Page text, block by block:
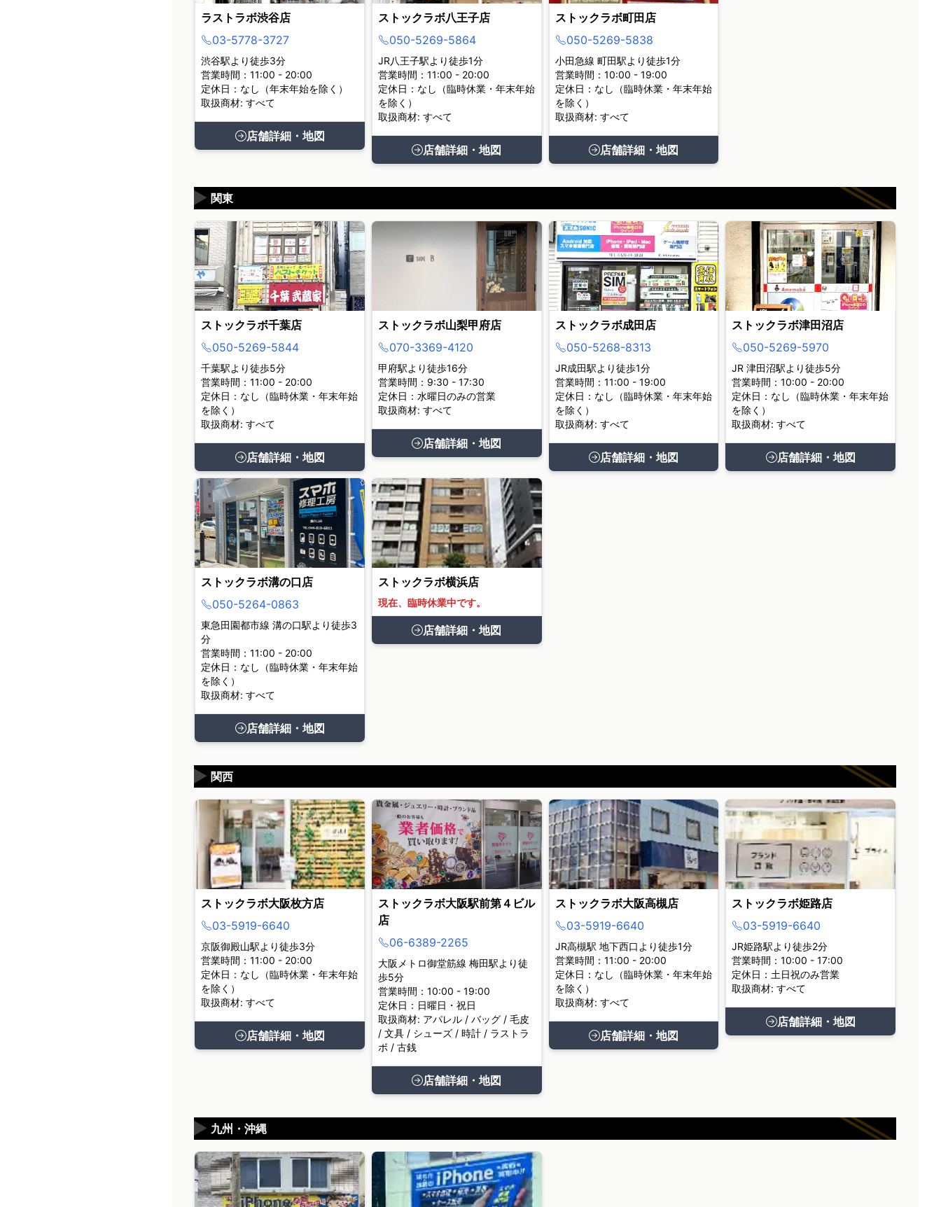
ラストラボ渋谷店
03-5778-3727
渋谷駅より徒歩3分
営業時間：11:00 - 20:00
定休日：なし（年末年始を除く）
取扱商材: すべて
店舗詳細・地図
ストックラボ八王子店
050-5269-5864
JR八王子駅より徒歩1分
営業時間：11:00 - 20:00
定休日：なし（臨時休業・年末年始
を除く）
取扱商材: すべて
店舗詳細・地図
ストックラボ町田店
050-5269-5838
小田急線 町田駅より徒歩1分
営業時間：10:00 - 19:00
定休日：なし（臨時休業・年末年始
を除く）
取扱商材: すべて
店舗詳細・地図
関東
▶
ストックラボ千葉店
050-5269-5844
千葉駅より徒歩5分
営業時間：11:00 - 20:00
定休日：なし（臨時休業・年末年始
を除く）
取扱商材: すべて
店舗詳細・地図
ストックラボ山梨甲府店
070-3369-4120
甲府駅より徒歩16分
営業時間：9:30 - 17:30
定休日：水曜日のみの営業
取扱商材: すべて
店舗詳細・地図
ストックラボ成田店
050-5268-8313
JR成田駅より徒歩1分
営業時間：11:00 - 19:00
定休日：なし（臨時休業・年末年始
を除く）
取扱商材: すべて
店舗詳細・地図
ストックラボ津田沼店
050-5269-5970
JR 津田沼駅より徒歩5分
営業時間：10:00 - 20:00
定休日：なし（臨時休業・年末年始
を除く）
取扱商材: すべて
店舗詳細・地図
ストックラボ溝の口店
050-5264-0863
東急田園都市線 溝の口駅より徒歩3
分
営業時間：11:00 - 20:00
定休日：なし（臨時休業・年末年始
を除く）
取扱商材: すべて
店舗詳細・地図
ストックラボ横浜店
現在、臨時休業中です。
店舗詳細・地図
関西
▶
ストックラボ大阪枚方店
03-5919-6640
京阪御殿山駅より徒歩3分
営業時間：11:00 - 20:00
定休日：なし（臨時休業・年末年始
を除く）
取扱商材: すべて
店舗詳細・地図
ストックラボ大阪駅前第４ビル
店
06-6389-2265
大阪メトロ御堂筋線 梅田駅より徒
歩5分
営業時間：10:00 - 19:00
定休日：日曜日・祝日
取扱商材: アパレル / バッグ / 毛皮
/ 文具 / シューズ / 時計 / ラストラ
ボ / 古銭
店舗詳細・地図
ストックラボ大阪高槻店
03-5919-6640
JR高槻駅 地下西口より徒歩1分
営業時間：11:00 - 20:00
定休日：なし（臨時休業・年末年始
を除く）
取扱商材: すべて
店舗詳細・地図
ストックラボ姫路店
03-5919-6640
JR姫路駅より徒歩2分
営業時間：10:00 - 17:00
定休日：土日祝のみ営業
取扱商材: すべて
店舗詳細・地図
九州・沖縄
▶